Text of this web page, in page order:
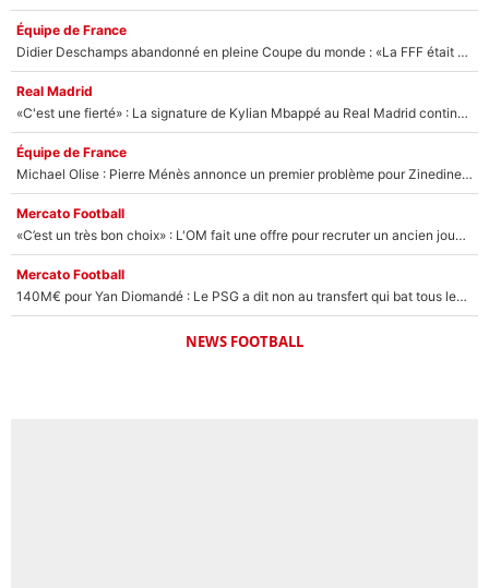
Équipe de France
Didier Deschamps abandonné en pleine Coupe du monde : «La FFF était déjà passée à Zinedine Zidane»
Real Madrid
«C'est une fierté» : La signature de Kylian Mbappé au Real Madrid continue de régaler l'Espagne
Équipe de France
Michael Olise : Pierre Ménès annonce un premier problème pour Zinedine Zidane en équipe de France
Mercato Football
«C’est un très bon choix» : L'OM fait une offre pour recruter un ancien joueur du PSG... et c'est validé dans l'After Foot !
Mercato Football
140M€ pour Yan Diomandé : Le PSG a dit non au transfert qui bat tous les records sur le mercato
NEWS FOOTBALL